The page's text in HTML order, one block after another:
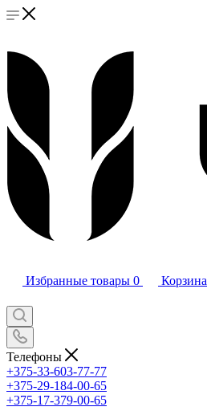
Избранные товары 0 Корзина
Телефоны
+375-33-603-77-77
+375-29-184-00-65
+375-17-379-00-65